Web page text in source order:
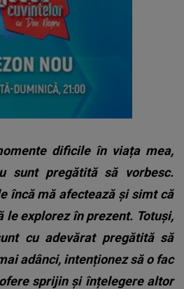
dificile în viața mea,
sunt pregătită să vorbesc.
încă mă afectează și simt că
le explorez în prezent. Totuși,
cu adevărat pregătită să
adânci, intenționez să o fac
sprijin și înțelegere altor